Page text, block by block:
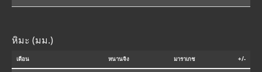
หิมะ (มม.)
เดือน หนานจิง มาราเกช +/-